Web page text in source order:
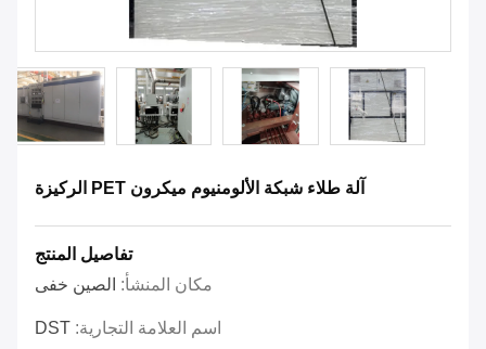
آلة طلاء شبكة الألومنيوم ميكرون PET الركيزة
تفاصيل المنتج
مكان المنشأ: الصين خفى
اسم العلامة التجارية: DST